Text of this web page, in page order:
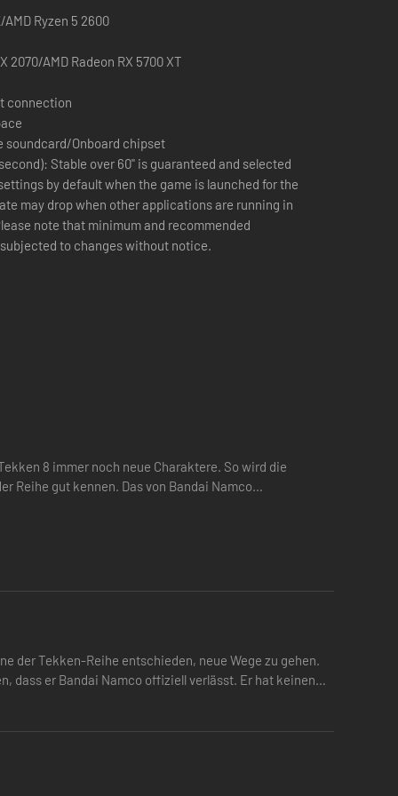
Ryzen 5 2600
2070/AMD Radeon RX 5700 XT
connection
soundcard/Onboard chipset
Stable over 60" is guaranteed and selected
by default when the game is launched for the
may drop when other applications are running in
note that minimum and recommended
to changes without notice.
8 immer noch neue Charaktere. So wird die
Reihe gut kennen. Das von Bandai Namco
der Tekken-Reihe entschieden, neue Wege zu gehen.
dass er Bandai Namco offiziell verlässt. Er hat keinen